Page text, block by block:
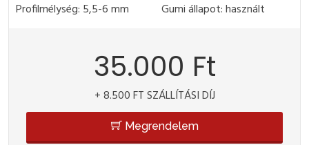
Profilmélység: 5,5-6 mm
Gumi állapot: használt
35.000 Ft
+ 8.500 FT SZÁLLÍTÁSI DÍJ
Megrendelem